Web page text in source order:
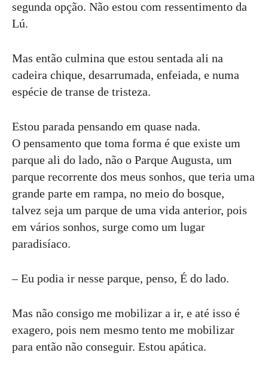
segunda opção. Não estou com ressentimento da
Lú.
Mas então culmina que estou sentada ali na
cadeira chique, desarrumada, enfeiada, e numa
espécie de transe de tristeza.
Estou parada pensando em quase nada.
O pensamento que toma forma é que existe um
parque ali do lado, não o Parque Augusta, um
parque recorrente dos meus sonhos, que teria uma
grande parte em rampa, no meio do bosque,
talvez seja um parque de uma vida anterior, pois
em vários sonhos, surge como um lugar
paradisíaco.
– Eu podia ir nesse parque, penso, É do lado.
Mas não consigo me mobilizar a ir, e até isso é
exagero, pois nem mesmo tento me mobilizar
para então não conseguir. Estou apática.